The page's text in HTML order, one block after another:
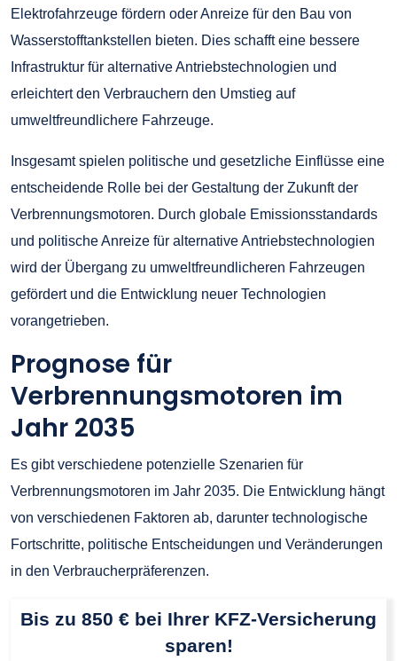
Elektrofahrzeuge fördern oder Anreize für den Bau von
Wasserstofftankstellen bieten. Dies schafft eine bessere
Infrastruktur für alternative Antriebstechnologien und
erleichtert den Verbrauchern den Umstieg auf
umweltfreundlichere Fahrzeuge.
Insgesamt spielen politische und gesetzliche Einflüsse eine
entscheidende Rolle bei der Gestaltung der Zukunft der
Verbrennungsmotoren. Durch globale Emissionsstandards
und politische Anreize für alternative Antriebstechnologien
wird der Übergang zu umweltfreundlicheren Fahrzeugen
gefördert und die Entwicklung neuer Technologien
vorangetrieben.
Prognose für
Verbrennungsmotoren im
Jahr 2035
Es gibt verschiedene potenzielle Szenarien für
Verbrennungsmotoren im Jahr 2035. Die Entwicklung hängt
von verschiedenen Faktoren ab, darunter technologische
Fortschritte, politische Entscheidungen und Veränderungen
in den Verbraucherpräferenzen.
Bis zu 850 € bei Ihrer KFZ-Versicherung
sparen!